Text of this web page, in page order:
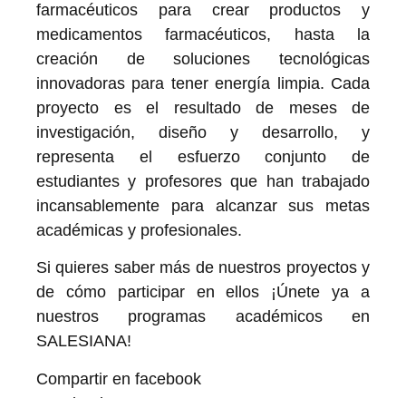
farmacéuticos para crear productos y
medicamentos farmacéuticos, hasta la
creación de soluciones tecnológicas
innovadoras para tener energía limpia. Cada
proyecto es el resultado de meses de
investigación, diseño y desarrollo, y
representa el esfuerzo conjunto de
estudiantes y profesores que han trabajado
incansablemente para alcanzar sus metas
académicas y profesionales.
Si quieres saber más de nuestros proyectos y
de cómo participar en ellos ¡Únete ya a
nuestros programas académicos en
SALESIANA!
Compartir en facebook